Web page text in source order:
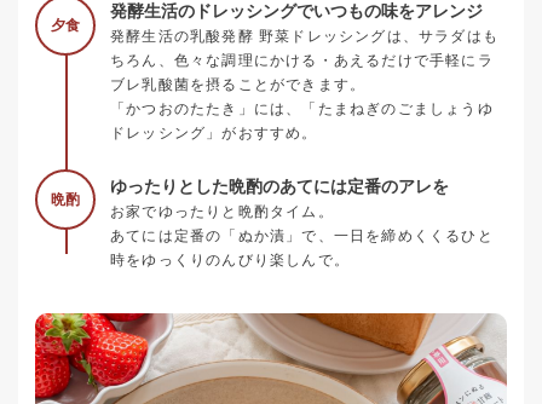
夕食
発酵生活のドレッシングでいつもの味をアレンジ
発酵生活の乳酸発酵 野菜ドレッシングは、サラダはも
ちろん、色々な調理にかける・あえるだけで手軽にラ
ブレ乳酸菌を摂ることができます。
「かつおのたたき」には、「たまねぎのごましょうゆ
ドレッシング」がおすすめ。
晩酌
ゆったりとした晩酌のあてには定番のアレを
お家でゆったりと晩酌タイム。
あてには定番の「ぬか漬」で、一日を締めくくるひと
時をゆっくりのんびり楽しんで。